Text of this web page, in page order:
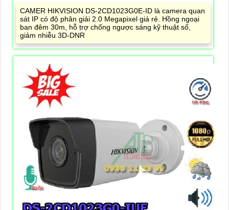
CAMER HIKVISION DS-2CD1023G0E-ID là camera quan
sát IP có độ phân giải 2.0 Megapixel giá rẻ. Hồng ngoại
ban đêm 30m, hỗ trợ chống ngược sáng kỹ thuật số,
giảm nhiễu 3D-DNR